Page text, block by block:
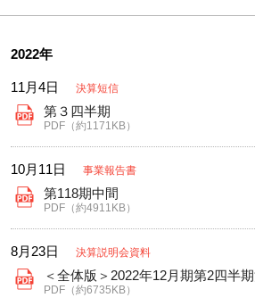
2022年
11月4日 決算短信
第３四半期
PDF（約1171KB）
10月11日 事業報告書
第118期中間
PDF（約4911KB）
8月23日 決算説明会資料
＜全体版＞2022年12月期第2四半
PDF（約6735KB）